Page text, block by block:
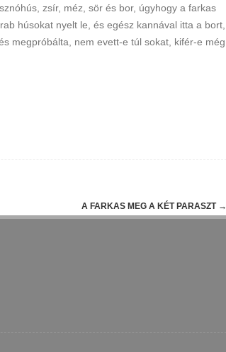
zsír, méz, sör és bor, úgyhogy a farkas
húsokat nyelt le, és egész kannával itta a bort,
megpróbálta, nem evett-e túl sokat, kifér-e még
A FARKAS MEG A KÉT PARASZT →